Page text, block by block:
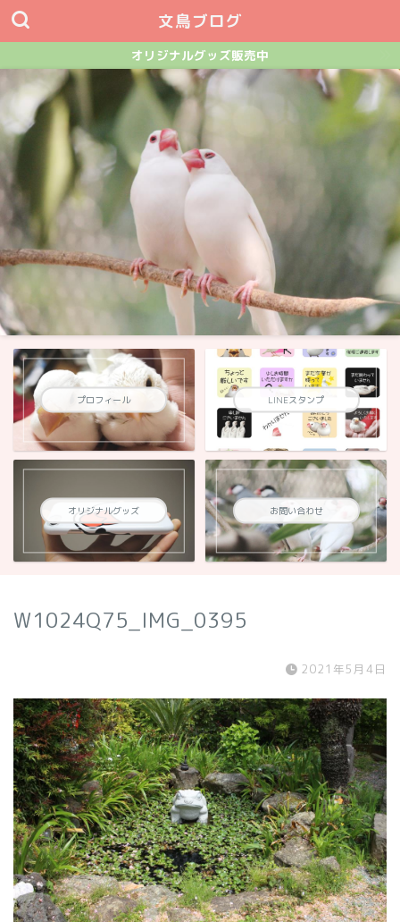
文鳥ブログ
オリジナルグッズ販売中
プロフィール LINEスタンプ
オリジナルグッズ お問い合わせ
W1024Q75_IMG_0395
2021年5月4日